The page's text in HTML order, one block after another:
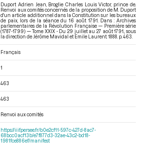
Duport Adrien Jean, Broglie Charles Louis Victor, prince de.
Renvoi aux comités concernés de la proposition de M. Duport
d'un article additionnel dans la Constitution sur les bureaux
de paix, lors de la séance du 16 août 1791. Dans : Archives
parlementaires de la Révolution Française — Première série
(1787-1799) — Tome XXIX - Du 29 juillet au 27 août 1791.
, sous
la direction de Jérôme Mavidal et Emile Laurent. 1888. p. 463.
Français
1
463
463
Renvoi aux comités
https://iiif.persee.fr/b0e2cf11-597c-427d-8ac7-
68bcc0acf13b/e7f877d3-32ae-43c2-bd18-
1981fce886ef/manifest